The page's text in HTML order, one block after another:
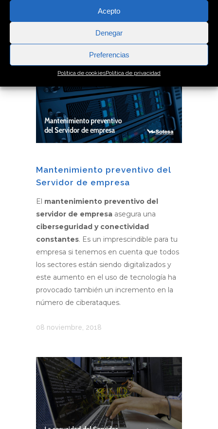
Acepto
Denegar
Preferencias
Política de cookiesPolítica de privacidad
Mantenimiento preventivo del
Servidor de empresa
El mantenimiento preventivo del
servidor de empresa asegura una
ciberseguridad y conectividad
constantes. Es un imprescindible para tu
empresa si tenemos en cuenta que todos
los sectores están siendo digitalizados y
este aumento en el uso de tecnología ha
provocado también un incremento en la
número de ciberataques.
08 noviembre, 2018